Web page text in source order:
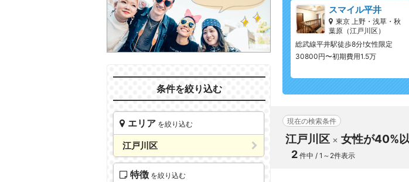
条件を絞り込む
エリア を絞り込む
江戸川区
特徴 を絞り込む
スマイル平井
東京 上野・浅草・秋
葉原（江戸川区）
総武線平井駅徒歩8分!女性限定
30800円〜初期費用1.5万
現在の検索条件
江戸川区 女性が40%
2 件中 / 1～2件表示